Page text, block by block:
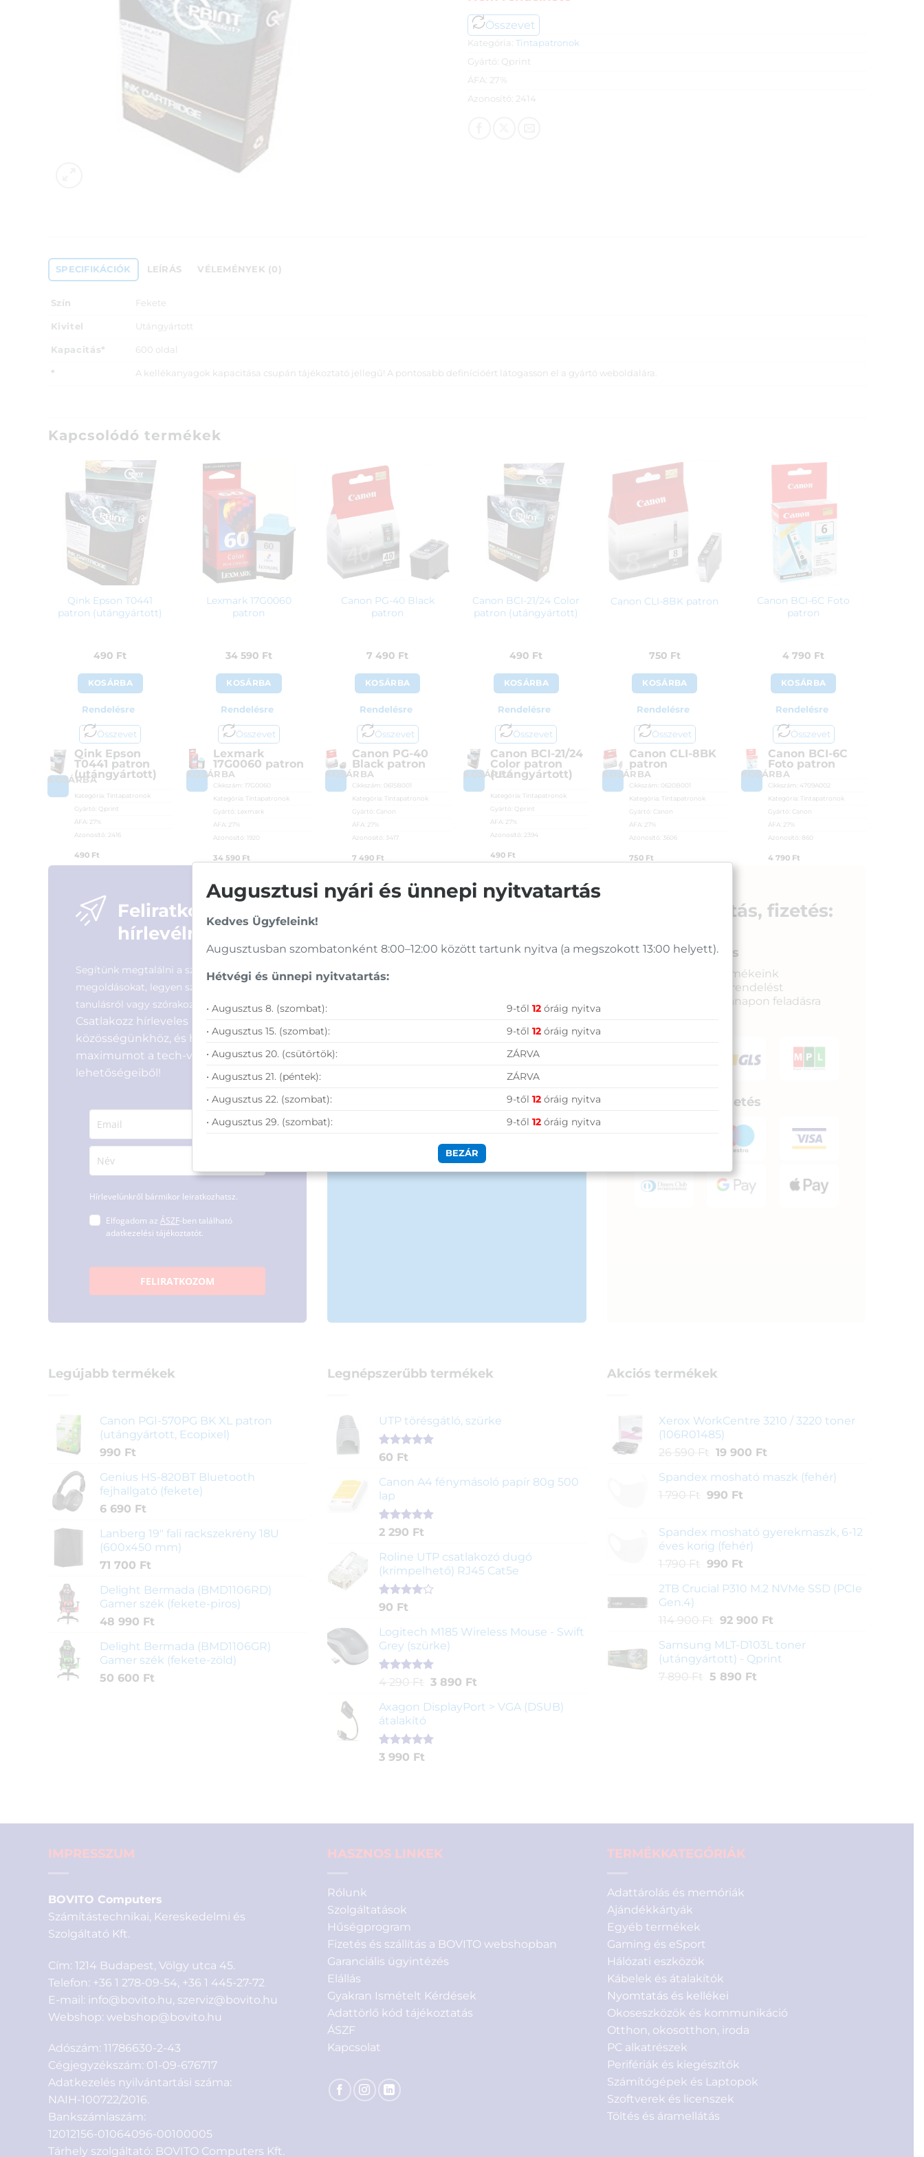
Összevet
Kategória: Tintapatronok
Gyártó: Qprint
ÁFA: 27%
Azonosító: 2414
SPECIFIKÁCIÓK LEÍRÁS VÉLEMÉNYEK (0)
Szín Fekete
Kivitel Utángyártott
Kapacitás* 600 oldal
* A kellékanyagok kapacitása csupán tájékoztató jellegű! A pontosabb definícióért látogasson el a gyártó weboldalára.
Kapcsolódó termékek
Qink Epson T0441
patron (utángyártott)
490 Ft
KOSÁRBA
Rendelésre
Összevet
KOSÁRBA
Qink Epson
T0441 patron
(utángyártott)
Kategória:
Tintapatronok
Gyártó: Qprint
ÁFA: 27%
Azonosító: 2416
490 Ft
Lexmark 17G0060
patron
34 590 Ft
KOSÁRBA
Rendelésre
Összevet
KOSÁRBA
Lexmark
17G0060 patron
Cikkszám:
17G0060
Kategória:
Tintapatronok
Gyártó: Lexmark
ÁFA: 27%
Azonosító:
1920
34 590 Ft
Canon PG-40 Black
patron
7 490 Ft
KOSÁRBA
Rendelésre
Összevet
KOSÁRBA
Canon PG-40
Black patron
Cikkszám: 0615B001
Kategória:
Tintapatronok
Gyártó: Canon
ÁFA: 27%
Azonosító: 3417
7 490 Ft
Canon BCI-21/24 Color
patron (utángyártott)
490 Ft
KOSÁRBA
Rendelésre
Összevet
KOSÁRBA
Canon BCI-21/24
Color patron
(utángyártott)
Kategória:
Tintapatronok
Gyártó: Qprint
ÁFA: 27%
Azonosító: 2394
490 Ft
Canon CLI-8BK patron
750 Ft
KOSÁRBA
Rendelésre
Összevet
KOSÁRBA
Canon CLI-8BK
patron
Cikkszám: 0620B001
Kategória:
Tintapatronok
Gyártó: Canon
ÁFA: 27%
Azonosító: 3606
750 Ft
Canon BCI-6C Foto
patron
4 790 Ft
KOSÁRBA
Rendelésre
Összevet
KOSÁRBA
Canon BCI-6C
Foto patron
Cikkszám: 4709A002
Kategória:
Tintapatronok
Gyártó: Canon
ÁFA: 27%
Azonosító: 860
4 790 Ft
Feliratkozás
hírlevélre
Segítünk megtalálni a számodra legjobb
megoldásokat, legyen szó munkáról,
tanulásról vagy szórakozásról!
Csatlakozz hírleveles
közösségünkhöz, és hozd ki a
maximumot a tech-világ
lehetőségeiből!
Hírlevelünkről bármikor leiratkozhatsz.
Elfogadom az ÁSZF-ben található
adatkezelési tájékoztatót.
FELIRATKOZOM
Nagy raktárkészlet
Garanciavállalás
50 000 Ft felett ingyenes szállítás
Szolgáltatásaink vállalkozásoknak
Szállítás, fizetés:
Gyors kiszállítás
Raktáron lévő termékeink
legkésőbb a megrendelést
követkető munkanapon feladásra
Biztonságos fizetés
Legújabb termékek
Canon PGI-570PG BK XL patron
(utángyártott, Ecopixel)
990 Ft
Genius HS-820BT Bluetooth
fejhallgató (fekete)
6 690 Ft
Lanberg 19" fali rackszekrény 18U
(600x450 mm)
71 700 Ft
Delight Bermada (BMD1106RD)
Gamer szék (fekete-piros)
48 990 Ft
Delight Bermada (BMD1106GR)
Gamer szék (fekete-zöld)
50 600 Ft
Legnépszerűbb termékek
UTP törésgátló, szürke
Értékelés
ből,
1
értékelés
alapján
60 Ft
Canon A4 fénymásoló papír 80g 500
lap
Értékelés
ből,
2
értékelés
alapján
2 290 Ft
Roline UTP csatlakozó dugó
(krimpelhető) RJ45 Cat5e
Értékelés
5-ből,
2
értékelés
alapján
90 Ft
Logitech M185 Wireless Mouse - Swift
Grey (szürke)
Értékelés
ből,
1
értékelés
alapján
4 290 Ft Original
was:
290 Ft.
3 890 FtCurrent
is:
Axagon DisplayPort > VGA (DSUB)
átalakító
Értékelés
1
3 990 Ft
Akciós termékek
Xerox WorkCentre 3210 / 3220 toner
(106R01485)
26 590 Ft Original
was:
26
19 900 FtCurrent
is:
Spandex mosható maszk (fehér)
1 790 Ft Original
1
790 Ft.
990 FtCurrent
990 Ft.
Spandex mosható gyerekmaszk, 6-12
éves korig (fehér)
1 790 Ft Original
was:
790 Ft.
990 FtCurrent
is:
2TB Crucial P310 M.2 NVMe SSD (PCIe
Gen.4)
114 900 Ft Original
was:
114
900 Ft.
92 900 FtCurrent
is:
92
Samsung MLT-D103L toner
(utángyártott) - Qprint
7 890 Ft Original
5 890 FtCurrent
IMPRESSZUM
BOVITO Computers
Számítástechnikai, Kereskedelmi és
Szolgáltató Kft.
Cím: 1214 Budapest, Völgy utca 45.
Telefon: +36 1 278-09-54 +36 1 445-27-72
E-mail: info@bovito.hu szerviz@bovito.hu
Webshop: webshop@bovito.hu
Adószám: 11786630-2-43
Cégjegyzékszám: 01-09-676717
Adatkezelés nyilvántartási száma:
NAIH-100722/2016.
Bankszámlaszám:
12012156-01064096-00100005
Tárhely szolgáltató: BOVITO Computers Kft.
HASZNOS LINKEK
Rólunk
Szolgáltatások
Hűségprogram
Fizetés és szállítás a BOVITO webshopban
Garanciális ügyintézés
Elállás
Gyakran Ismételt Kérdések
Adattörlő kód tájékoztatás
ÁSZF
Kapcsolat
TERMÉKKATEGÓRIÁK
Adattárolás és memóriák
Ajándékkártyák
Egyéb termékek
Gaming és eSport
Hálózati eszközök
Kábelek és átalakítók
Nyomtatás és kellékei
Okoseszközök és kommunikáció
Otthon, okosotthon, iroda
PC alkatrészek
Perifériák és kiegészítők
Számítógépek és Laptopok
Szoftverek és licenszek
Töltés és áramellátás
Augusztusi nyári és ünnepi nyitvatartás
Kedves Ügyfeleink!
Augusztusban szombatonként 8:00–12:00 között tartunk nyitva (a megszokott 13:00 helyett).
Hétvégi és ünnepi nyitvatartás:
• Augusztus 8. (szombat): 9-től 12óráig nyitva
• Augusztus 15. (szombat):
9-től 12óráig nyitva
• Augusztus 20. (csütörtök):
ZÁRVA
• Augusztus 21. (péntek):
ZÁRVA
• Augusztus 22. (szombat):
9-től 12óráig nyitva
• Augusztus 29. (szombat):
9-től 12óráig nyitva
BEZÁR